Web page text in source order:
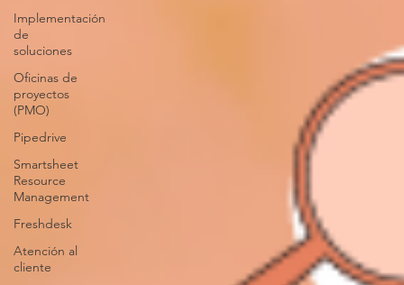
Implementación
de
soluciones
Oficinas de
proyectos
(PMO)
Pipedrive
Smartsheet
Resource
Management
Freshdesk
Atención al
cliente